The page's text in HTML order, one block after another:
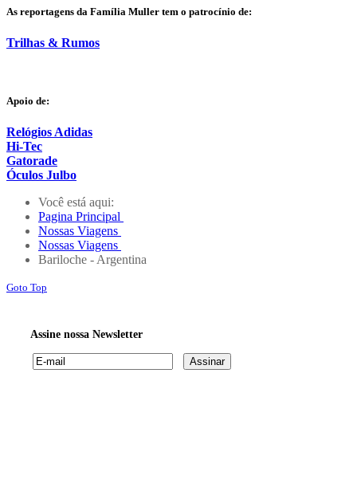
As reportagens da Família Muller tem o patrocínio de:
Trilhas & Rumos
Apoio de:
Relógios Adidas
Hi-Tec
Gatorade
Óculos Julbo
Você está aqui:
Pagina Principal
Nossas Viagens
Nossas Viagens
Bariloche - Argentina
Goto Top
Assine nossa Newsletter